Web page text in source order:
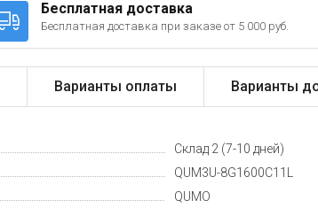
Бесплатная доставка
Бесплатная доставка при заказе от 5 000 руб.
Варианты оплаты Варианты
Склад 2 (7-10 дней)
QUM3U-8G1600C11L
QUMO